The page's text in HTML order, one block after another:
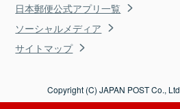
日本郵便公式アプリ一覧
ソーシャルメディア
サイトマップ
Copyright (C) JAPAN POST Co.,